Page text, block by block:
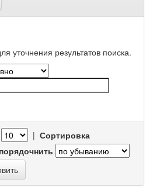
уточнения результатов поиска.
| Сортировка